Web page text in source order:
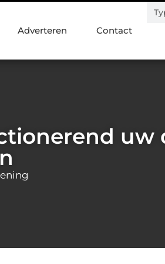
Adverteren Contact
uw